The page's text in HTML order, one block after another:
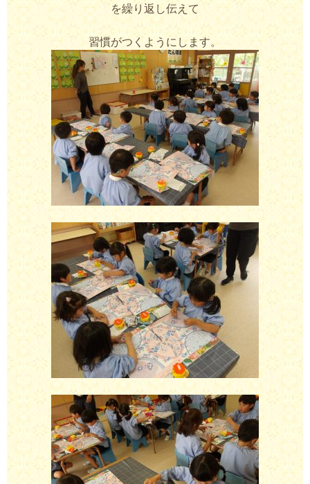
を繰り返し伝えて
習慣がつくようにします。